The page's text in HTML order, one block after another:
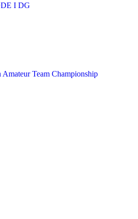
I DG
Amateur Team Championship